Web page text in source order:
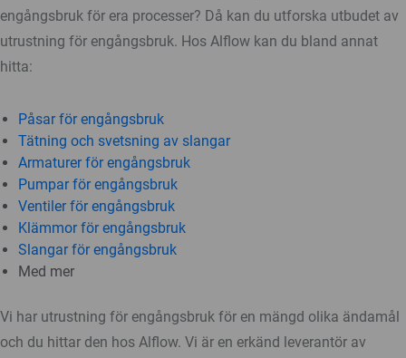
engångsbruk för era processer? Då kan du utforska utbudet av
utrustning för engångsbruk. Hos Alflow kan du bland annat
hitta:
Påsar för engångsbruk
Tätning och svetsning av slangar
Armaturer för engångsbruk
Pumpar för engångsbruk
Ventiler för engångsbruk
Klämmor för engångsbruk
Slangar för engångsbruk
Med mer
Vi har utrustning för engångsbruk för en mängd olika ändamål
och du hittar den hos Alflow. Vi är en erkänd leverantör av